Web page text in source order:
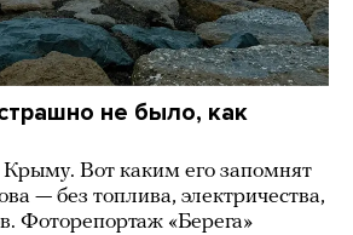
не было, как
Крыму. Вот каким его запомнят
— без топлива, электричества,
Фоторепортаж «Берега»